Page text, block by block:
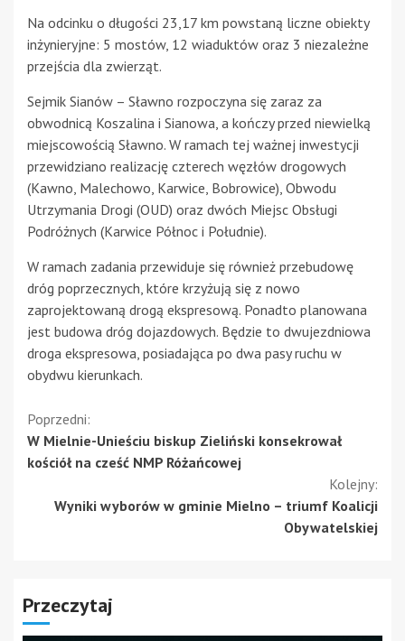
Na odcinku o długości 23,17 km powstaną liczne obiekty
inżynieryjne: 5 mostów, 12 wiaduktów oraz 3 niezależne
przejścia dla zwierząt.
Sejmik Sianów – Sławno rozpoczyna się zaraz za
obwodnicą Koszalina i Sianowa, a kończy przed niewielką
miejscowością Sławno. W ramach tej ważnej inwestycji
przewidziano realizację czterech węzłów drogowych
(Kawno, Malechowo, Karwice, Bobrowice), Obwodu
Utrzymania Drogi (OUD) oraz dwóch Miejsc Obsługi
Podróżnych (Karwice Północ i Południe).
W ramach zadania przewiduje się również przebudowę
dróg poprzecznych, które krzyżują się z nowo
zaprojektowaną drogą ekspresową. Ponadto planowana
jest budowa dróg dojazdowych. Będzie to dwujezdniowa
droga ekspresowa, posiadająca po dwa pasy ruchu w
obydwu kierunkach.
Kontynuuj
czytanie
Poprzedni:
W Mielnie-Unieściu biskup Zieliński konsekrował
kościół na cześć NMP Różańcowej
Kolejny:
Wyniki wyborów w gminie Mielno – triumf Koalicji
Obywatelskiej
Przeczytaj